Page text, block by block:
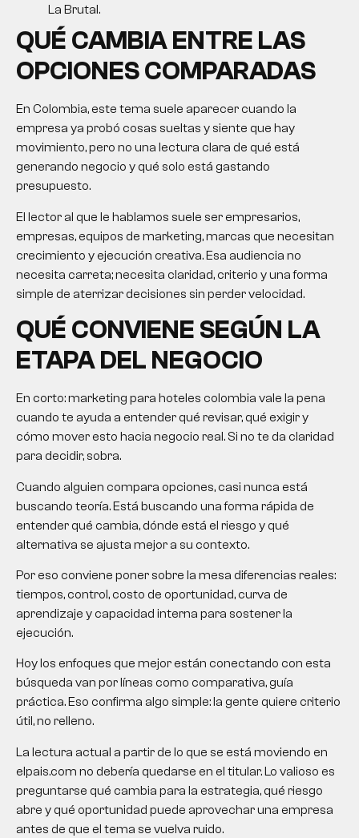
La Brutal.
QUÉ CAMBIA ENTRE LAS
OPCIONES COMPARADAS
En Colombia, este tema suele aparecer cuando la
empresa ya probó cosas sueltas y siente que hay
movimiento, pero no una lectura clara de qué está
generando negocio y qué solo está gastando
presupuesto.
El lector al que le hablamos suele ser empresarios,
empresas, equipos de marketing, marcas que necesitan
crecimiento y ejecución creativa. Esa audiencia no
necesita carreta; necesita claridad, criterio y una forma
simple de aterrizar decisiones sin perder velocidad.
QUÉ CONVIENE SEGÚN LA
ETAPA DEL NEGOCIO
En corto:marketing para hoteles colombia vale la pena
cuando te ayuda a entender qué revisar, qué exigir y
cómo mover esto hacia negocio real. Si no te da claridad
para decidir, sobra.
Cuando alguien compara opciones, casi nunca está
buscando teoría. Está buscando una forma rápida de
entender qué cambia, dónde está el riesgo y qué
alternativa se ajusta mejor a su contexto.
Por eso conviene poner sobre la mesa diferencias reales:
tiempos, control, costo de oportunidad, curva de
aprendizaje y capacidad interna para sostener la
ejecución.
Hoy los enfoques que mejor están conectando con esta
búsqueda van por líneas como comparativa, guía
práctica. Eso confirma algo simple: la gente quiere criterio
útil, no relleno.
La lectura actual a partir de lo que se está moviendo en
elpais.com no debería quedarse en el titular. Lo valioso es
preguntarse qué cambia para la estrategia, qué riesgo
abre y qué oportunidad puede aprovechar una empresa
antes de que el tema se vuelva ruido.